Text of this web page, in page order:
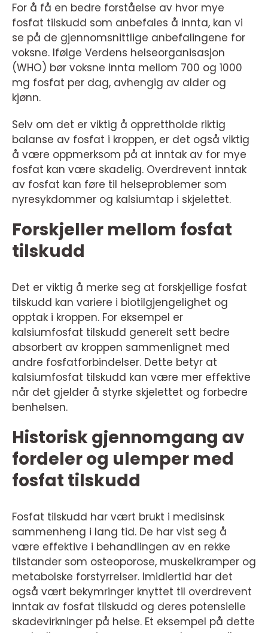
For å få en bedre forståelse av hvor mye
fosfat tilskudd som anbefales å innta, kan vi
se på de gjennomsnittlige anbefalingene for
voksne. Ifølge Verdens helseorganisasjon
(WHO) bør voksne innta mellom 700 og 1000
mg fosfat per dag, avhengig av alder og
kjønn.
Selv om det er viktig å opprettholde riktig
balanse av fosfat i kroppen, er det også viktig
å være oppmerksom på at inntak av for mye
fosfat kan være skadelig. Overdrevent inntak
av fosfat kan føre til helseproblemer som
nyresykdommer og kalsiumtap i skjelettet.
Forskjeller mellom fosfat
tilskudd
Det er viktig å merke seg at forskjellige fosfat
tilskudd kan variere i biotilgjengelighet og
opptak i kroppen. For eksempel er
kalsiumfosfat tilskudd generelt sett bedre
absorbert av kroppen sammenlignet med
andre fosfatforbindelser. Dette betyr at
kalsiumfosfat tilskudd kan være mer effektive
når det gjelder å styrke skjelettet og forbedre
benhelsen.
Historisk gjennomgang av
fordeler og ulemper med
fosfat tilskudd
Fosfat tilskudd har vært brukt i medisinsk
sammenheng i lang tid. De har vist seg å
være effektive i behandlingen av en rekke
tilstander som osteoporose, muskelkramper og
metabolske forstyrrelser. Imidlertid har det
også vært bekymringer knyttet til overdrevent
inntak av fosfat tilskudd og deres potensielle
skadevirkninger på helse. Et eksempel på dette